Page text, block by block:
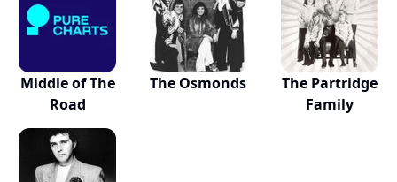
Middle of The
Road
The Osmonds
The Partridge
Family